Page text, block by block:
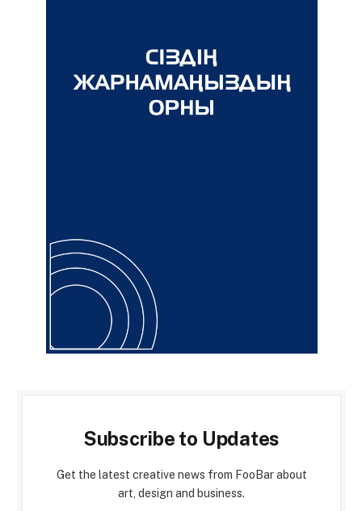
Subscribe to Updates
Get the latest creative news from FooBar about
art, design and business.